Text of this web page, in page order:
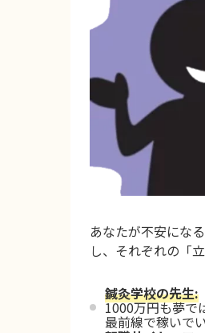
あなたが不安にな
し、それぞれの「
鍼灸学校の先生:
1000万円も夢で
最前線で稼いで